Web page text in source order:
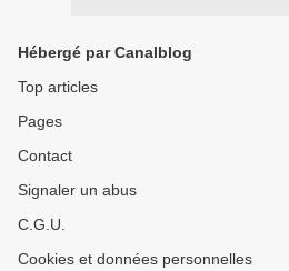
Hébergé par Canalblog
Top articles
Pages
Contact
Signaler un abus
C.G.U.
Cookies et données personnelles